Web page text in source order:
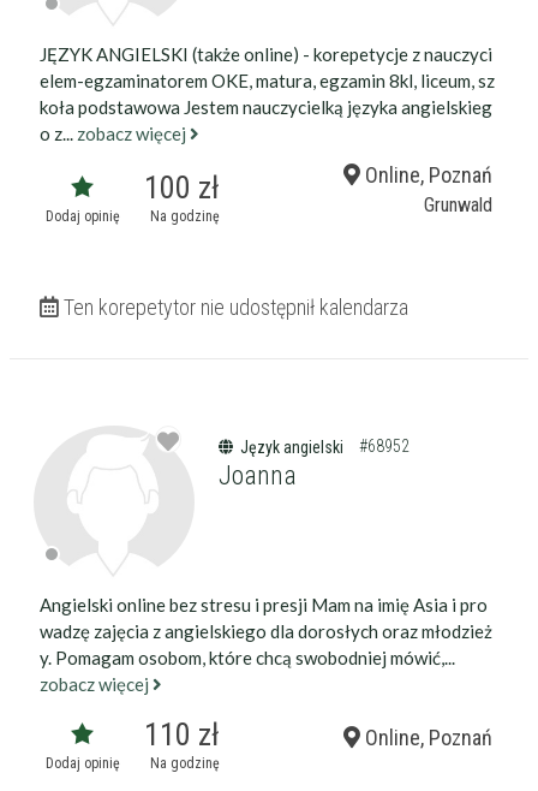
JĘZYK ANGIELSKI (także online) - korepetycje z nauczyci
elem-egzaminatorem OKE, matura, egzamin 8kl, liceum, sz
koła podstawowa Jestem nauczycielką języka angielskieg
o z... zobacz więcej
Dodaj opinię
100 zł
Na godzinę
Online, Poznań
Grunwald
Ten korepetytor nie udostępnił kalendarza
Język angielski #68952
Joanna
Angielski online bez stresu i presji Mam na imię Asia i pro
wadzę zajęcia z angielskiego dla dorosłych oraz młodzież
y. Pomagam osobom, które chcą swobodniej mówić,...
zobacz więcej
Dodaj opinię
110 zł
Na godzinę
Online, Poznań